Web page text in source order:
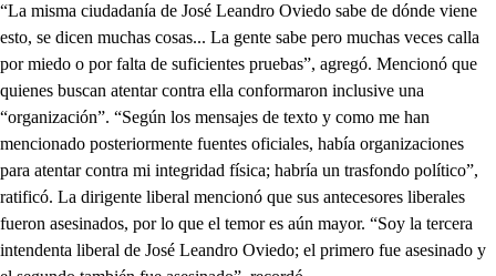
“La misma ciudadanía de José Leandro Oviedo sabe de dónde viene
esto, se dicen muchas cosas... La gente sabe pero muchas veces calla
por miedo o por falta de suficientes pruebas”, agregó. Mencionó que
quienes buscan atentar contra ella conformaron inclusive una
“organización”. “Según los mensajes de texto y como me han
mencionado posteriormente fuentes oficiales, había organizaciones
para atentar contra mi integridad física; habría un trasfondo político”,
ratificó. La dirigente liberal mencionó que sus antecesores liberales
fueron asesinados, por lo que el temor es aún mayor. “Soy la tercera
intendenta liberal de José Leandro Oviedo; el primero fue asesinado y